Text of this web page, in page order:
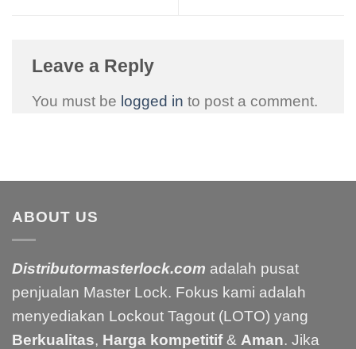
Leave a Reply
You must be logged in to post a comment.
ABOUT US
Distributormasterlock.com adalah pusat
penjualan Master Lock. Fokus kami adalah
menyediakan Lockout Tagout (LOTO) yang
Berkualitas, Harga kompetitif& Aman. Jika